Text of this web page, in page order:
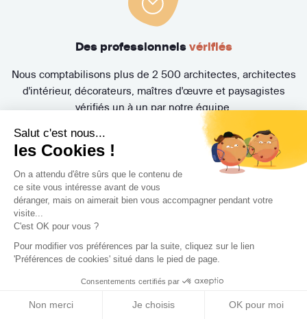
Salut c'est nous...
les Cookies !
On a attendu d'être sûrs que le contenu de
ce site vous intéresse avant de vous
déranger, mais on aimerait bien vous accompagner pendant votre
visite...
C'est OK pour vous ?
Pour modifier vos préférences par la suite, cliquez sur le lien
'Préférences de cookies' situé dans le pied de page.
Consentements certifiés par
Non merci Je choisis OK pour moi
Des professionnels vérifiés
Nous comptabilisons plus de 2 500 architectes, architectes
d'intérieur, décorateurs, maîtres d'œuvre et paysagistes
vérifiés un à un par notre équipe.
Un accompagnement de
Nos Experts Travaux vous aident à trouver le Concepteur
d'œuvre, paysagiste) idéal et suivent l'évolution de votre
projet. Bénéficiez également de la Protection Juridique